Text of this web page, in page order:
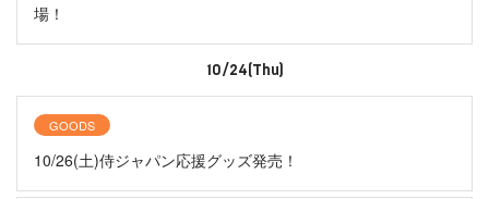
場！
10/24(Thu)
GOODS
10/26(土)侍ジャパン応援グッズ発売！